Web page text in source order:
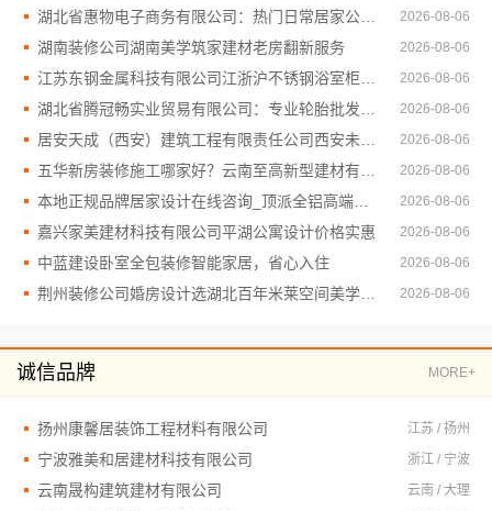
2026-08-06
湖南装修公司湖南美学筑家建材老房翻新服务 2026-08-06
2026-08-06
2026-08-06
2026-08-06
2026-08-06
2026-08-06
嘉兴家美建材科技有限公司平湖公寓设计价格实惠 2026-08-06
中蓝建设卧室全包装修智能家居，省心入住 2026-08-06
2026-08-06
诚信品牌 MORE+
扬州康馨居装饰工程材料有限公司 江苏 / 扬州
宁波雅美和居建材科技有限公司 浙江 / 宁波
云南晟构建筑建材有限公司 云南 / 大理